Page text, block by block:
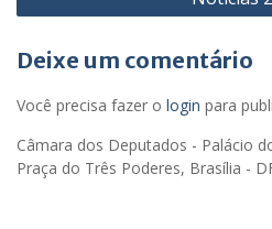
Deixe um comentário
Você precisa fazer o login para
Câmara dos Deputados - Palácio
Praça do Três Poderes, Brasília -